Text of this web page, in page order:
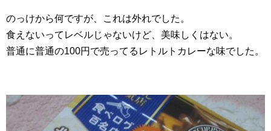
のっけから何ですが、これは外れでした。
食えないってレベルじゃないけど、美味しくはない。
普通に普通の100円で売ってるレトルトカレーな味でした。